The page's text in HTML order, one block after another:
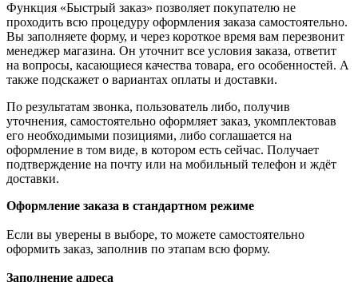
Функция «Быстрый заказ» позволяет покупателю не
проходить всю процедуру оформления заказа самостоятельно.
Вы заполняете форму, и через короткое время вам перезвонит
менеджер магазина. Он уточнит все условия заказа, ответит
на вопросы, касающиеся качества товара, его особенностей. А
также подскажет о вариантах оплаты и доставки.
По результатам звонка, пользователь либо, получив
уточнения, самостоятельно оформляет заказ, укомплектовав
его необходимыми позициями, либо соглашается на
оформление в том виде, в котором есть сейчас. Получает
подтверждение на почту или на мобильный телефон и ждёт
доставки.
Оформление заказа в стандартном режиме
Если вы уверены в выборе, то можете самостоятельно
оформить заказ, заполнив по этапам всю форму.
Заполнение адреса